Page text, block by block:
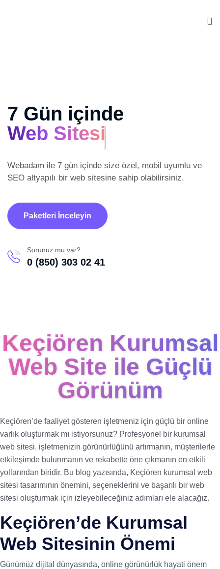
7 Gün içinde
Web Sitesi
Webadam ile 7 gün içinde size özel, mobil uyumlu ve
SEO altyapılı bir web sitesine sahip olabilirsiniz.
Paketleri İnceleyin
Sorunuz mu var?
0 (850) 303 02 41
Keçiören Kurumsal
Web Site ile Güçlü
Görünüm
Keçiören’de faaliyet gösteren işletmeniz için güçlü bir online
varlık oluşturmak mı istiyorsunuz? Profesyonel bir kurumsal
web sitesi, işletmenizin görünürlüğünü artırmanın, müşterilerle
etkileşimde bulunmanın ve rekabette öne çıkmanın en etkili
yollarından biridir. Bu blog yazısında, Keçiören kurumsal web
sitesi tasarımının önemini, seçeneklerini ve başarılı bir web
sitesi oluşturmak için izleyebileceğiniz adımları ele alacağız.
Keçiören’de Kurumsal
Web Sitesinin Önemi
Günümüz dijital dünyasında, online görünürlük hayati önem